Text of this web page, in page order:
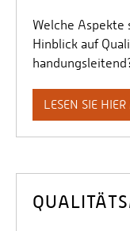
Welche Aspekte
Hinblick auf
LESEN SIE